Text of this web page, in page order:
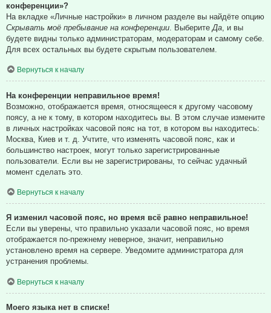
конференции»?
На вкладке «Личные настройки» в личном разделе вы найдёте опцию
Скрывать моё пребывание на конференции . Выберите Да , и вы
будете видны только администраторам, модераторам и самому себе.
Для всех остальных вы будете скрытым пользователем.
Вернуться к началу
На конференции неправильное время!
Возможно, отображается время, относящееся к другому часовому
поясу, а не к тому, в котором находитесь вы. В этом случае измените
в личных настройках часовой пояс на тот, в котором вы находитесь:
Москва, Киев и т. д. Учтите, что изменять часовой пояс, как и
большинство настроек, могут только зарегистрированные
пользователи. Если вы не зарегистрированы, то сейчас удачный
момент сделать это.
Вернуться к началу
Я изменил часовой пояс, но время всё равно неправильное!
Если вы уверены, что правильно указали часовой пояс, но время
отображается по-прежнему неверное, значит, неправильно
установлено время на сервере. Уведомите администратора для
устранения проблемы.
Вернуться к началу
Моего языка нет в списке!